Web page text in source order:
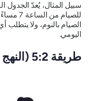
سبيل المثال، يُعدّ الجدول
الصيام بالنوم، ولا يتطلب
اليومي.
طريقة 5:2 (النهج الأسبوعي)